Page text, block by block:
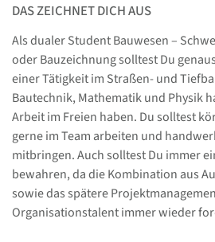
DAS ZEICHNET DICH AUS
Als dualer Student Bauwesen –
oder Bauzeichnung solltest Du
einer Tätigkeit im Straßen- und
Bautechnik, Mathematik und Physik
Arbeit im Freien haben. Du solltest
gerne im Team arbeiten und
mitbringen. Auch solltest Du immer
bewahren, da die Kombination aus
sowie das spätere
Organisationstalent immer wieder